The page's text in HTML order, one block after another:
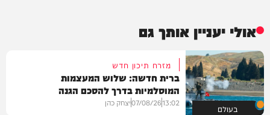
אולי יעניין אותך גם
בעולם
מזרח תיכון חדש
ברית חדשה: שלוש המעצמות
המוסלמיות בדרך להסכם הגנה
13:02
07/08/26יצחק כהן